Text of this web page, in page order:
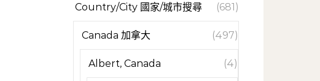
Country/City 國家/城市搜尋 (681)
Canada 加拿大 (497)
Albert, Canada (4)